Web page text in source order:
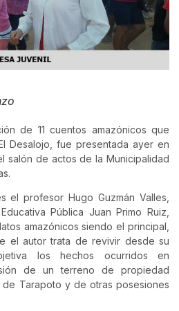
de 11 cuentos amazónicos que
Desalojo, fue presentada ayer en
salón de actos de la Municipalidad
el profesor Hugo Guzmán Valles,
Pública Juan Primo Ruiz,
amazónicos siendo el principal,
el autor trata de revivir desde su
los hechos ocurridos en
de un terreno de propiedad
Tarapoto y de otras posesiones